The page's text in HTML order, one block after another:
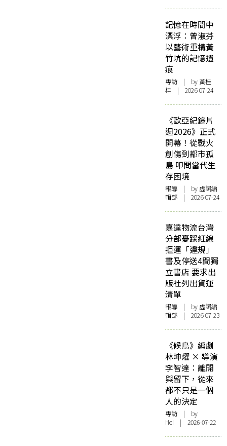
記憶在時間中
漂浮：曾淑芬
以藝術重構黃
竹坑的記憶遺
痕
專訪 | by 黃桂
桂 | 2026-07-24
《歐亞紀錄片
週2026》正式
開幕！從戰火
創傷到都市孤
島 叩問當代生
存困境
報導 | by 虛詞編
輯部 | 2026-07-24
嘉達物流台灣
分部憂踩紅線
拒運「違規」
書及停送4間獨
立書店 要求出
版社列出貨運
清單
報導 | by 虛詞編
輯部 | 2026-07-23
《候鳥》編劇
林坤燿 × 導演
李智達：離開
與留下，從來
都不只是一個
人的決定
專訪 | by
Hei | 2026-07-22